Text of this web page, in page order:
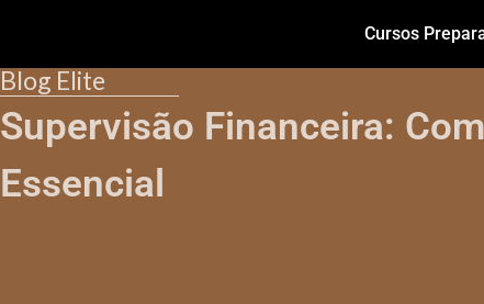
Cursos
Blog Elite
Supervisão Financeira:
Essencial